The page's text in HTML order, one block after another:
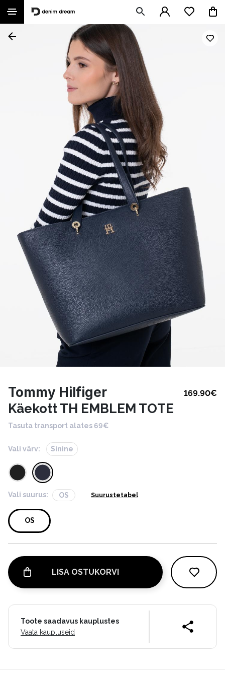
Tommy Hilfiger 169.90€
Käekott TH EMBLEM TOTE
Tasuta transport alates 69€
Vali värv: Sinine
Vali suurus: OS Suurustetabel
OS
LISA OSTUKORVI
Toote saadavus kauplustes
Vaata kaupluseid